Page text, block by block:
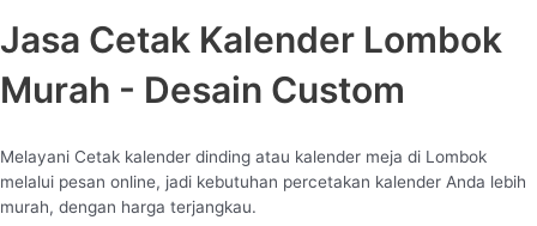
Jasa Cetak Kalender Lombok
Murah - Desain Custom
Melayani Cetak kalender dinding atau kalender meja di Lombok
melalui pesan online, jadi kebutuhan percetakan kalender Anda lebih
murah, dengan harga terjangkau.